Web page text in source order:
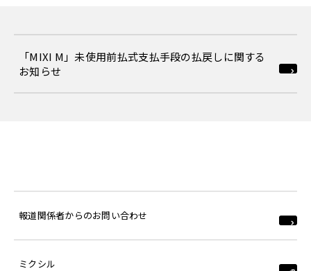
「MIXI M」未使用前払式支払手段の払戻しに関する
お知らせ
報道関係者からのお問い合わせ
ミクシル